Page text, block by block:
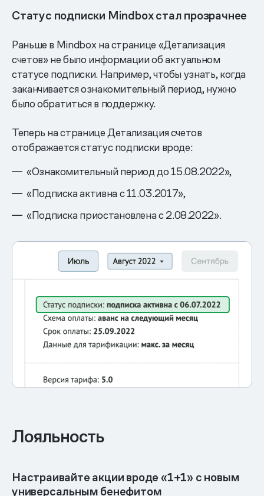
Статус подписки Mindbox стал прозрачнее
Раньше в Mindbox на странице «Детализация
счетов» не было информации об актуальном
статусе подписки. Например, чтобы узнать, когда
заканчивается ознакомительный период, нужно
было обратиться в поддержку.
Теперь на странице Детализация счетов
отображается статус подписки вроде:
«Ознакомительный период до 15.08.2022»,
«Подписка активна с 11.03.2017»,
«Подписка приостановлена с 2.08.2022».
Лояльность
Настраивайте акции вроде «1+1» с новым
универсальным бенефитом